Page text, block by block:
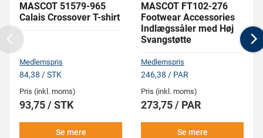
MASCOT 51579-965
Calais Crossover T-shirt
Medlemspris
84,38 / STK
Pris (inkl. moms)
93,75 / STK
Se mere
MASCOT FT102-276
Footwear Accessories
Indlægssåler med Høj
Svangstøtte
Medlemspris
246,38 / PAR
Pris (inkl. moms)
273,75 / PAR
Se mere
Previous